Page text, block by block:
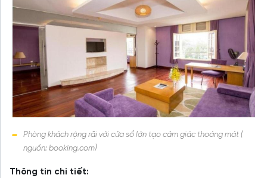
Phòng khách rộng rãi với cửa sổ lớn tạo cảm giác thoáng mát (
nguồn: booking.com)
Thông tin chi tiết: